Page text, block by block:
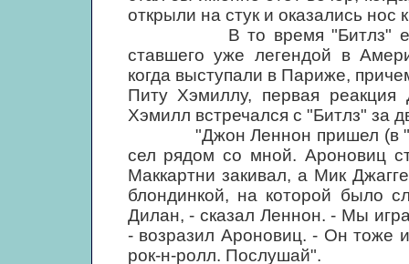
открыли на стук и оказались
В то время "Битлз" еще
ставшего уже легендой в
когда выступали в Париже,
Питу Хэмиллу, первая
Хэмилл встречался с "Битлз" за
"Джон Леннон пришел (в "Ад
сел рядом со мной. Ароновиц
Маккартни закивал, а Мик
блондинкой, на которой было
Дилан, - сказал Леннон. - Мы
- возразил Ароновиц. - Он тоже
рок-н-ролл. Послушай".